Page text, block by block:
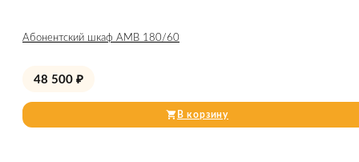
Абонентский шкаф AMB 180/60
48 500 ₽
В корзину